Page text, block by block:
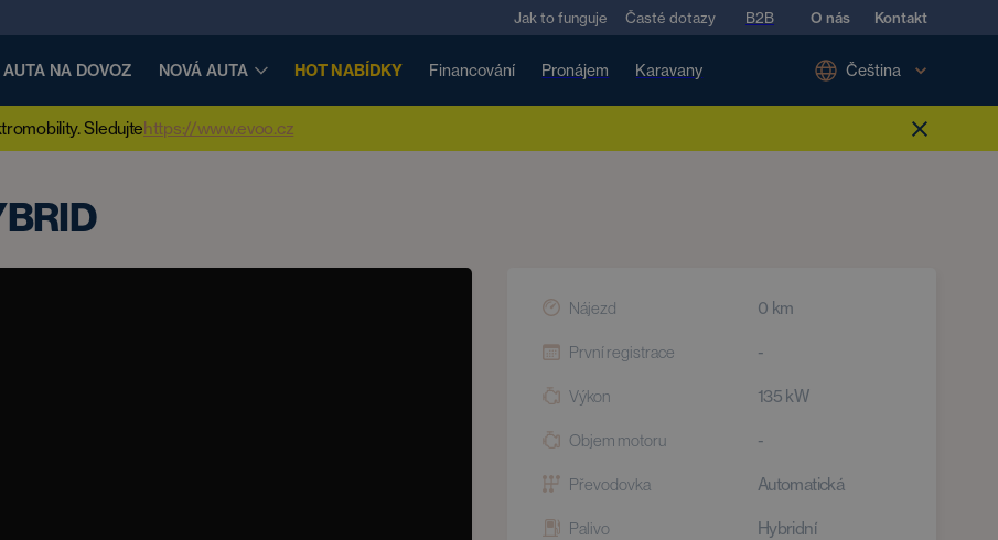
Jak to funguje Časté dotazy B2B O nás Kontakt
AUTA NA DOVOZ NOVÁ AUTA HOT NABÍDKY Financování Pronájem Karavany Čeština
Sledujtehttps://www.evoo.cz
Nájezd 0 km
První registrace -
Výkon 135 kW
Objem motoru -
Převodovka Automatická
Palivo Hybridní